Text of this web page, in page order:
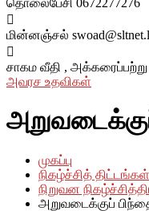
தொலைபேசி 0672277276
மின்னஞ்சல்
சாகம வீதி , அக்கரைப்பற்று
அவரச உதவிகள்
முகப்பு
நிகழ்ச்சித் திட்டங்கள்
நிறுவன
அறுவடைக்குப்